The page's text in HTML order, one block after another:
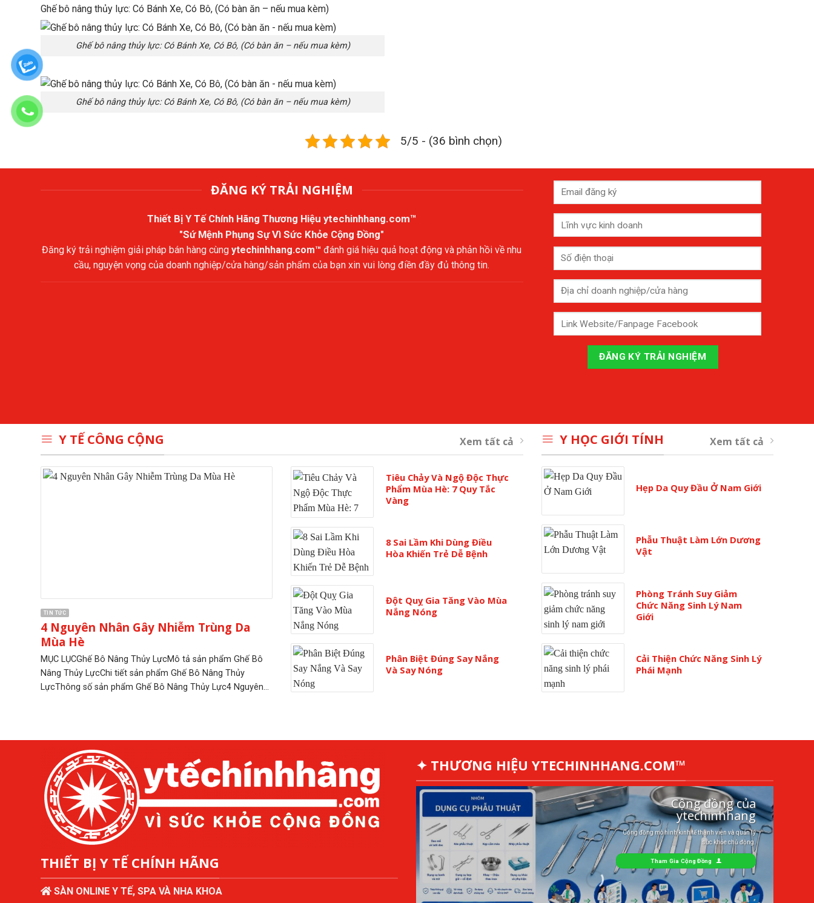
Ghế bô nâng thủy lực: Có Bánh Xe, Có Bô, (Có bàn ăn – nếu mua kèm)
Ghế bô nâng thủy lực: Có Bánh Xe, Có Bô, (Có bàn ăn – nếu mua kèm)
Ghế bô nâng thủy lực: Có Bánh Xe, Có Bô, (Có bàn ăn – nếu mua kèm)
5/5 - (36 bình chọn)
ĐĂNG KÝ TRẢI NGHIỆM
Thiết Bị Y Tế Chính Hãng Thương Hiệu ytechinhhang.com™
"Sứ Mệnh Phụng Sự Vì Sức Khỏe Cộng Đồng"
Đăng ký trải nghiệm giải pháp bán hàng cùngytechinhhang.com™đánh giá hiệu quả hoạt động và phản hồi về nhu
cầu, nguyện vọng của doanh nghiệp/cửa hàng/sản phẩm của bạn xin vui lòng điền đầy đủ thông tin.
Y TẾ CÔNG CỘNG Xem tất cả
TIN TỨC
4 Nguyên Nhân Gây Nhiễm Trùng Da
Mùa Hè
MỤC LỤCGhế Bô Nâng Thủy LựcMô tả sản phẩm Ghế Bô
Nâng Thủy LựcChi tiết sản phẩm Ghế Bô Nâng Thủy
LựcThông số sản phẩm Ghế Bô Nâng Thủy Lực4 Nguyên...
Tiêu Chảy Và Ngộ Độc Thực
Phẩm Mùa Hè: 7 Quy Tắc
Vàng
8 Sai Lầm Khi Dùng Điều
Hòa Khiến Trẻ Dễ Bệnh
Đột Quỵ Gia Tăng Vào Mùa
Nắng Nóng
Phân Biệt Đúng Say Nắng
Và Say Nóng
Y HỌC GIỚI TÍNH Xem tất cả
Hẹp Da Quy Đầu Ở Nam Giới
Phẫu Thuật Làm Lớn Dương
Vật
Phòng Tránh Suy Giảm
Chức Năng Sinh Lý Nam
Giới
Cải Thiện Chức Năng Sinh Lý
Phái Mạnh
THIẾT BỊ Y TẾ CHÍNH HÃNG
SÀN ONLINE Y TẾ, SPA VÀ NHA KHOA
✦ THƯƠNG HIỆU YTECHINHHANG.COM™
Cộng đồng của
ytechinhhang
Cộng đồng mô hình kinh tế thành viên và quản lý
sức khỏe chủ động.
Tham Gia Cộng Đồng